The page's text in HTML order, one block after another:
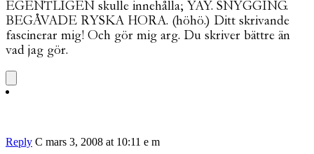
EGENTLIGEN skulle innehålla; YAY. SNYGGING.
BEGÅVADE RYSKA HORA. (höhö.) Ditt skrivande
fascinerar mig! Och gör mig arg. Du skriver bättre än
vad jag gör.
Reply C mars 3, 2008 at 10:11 e m